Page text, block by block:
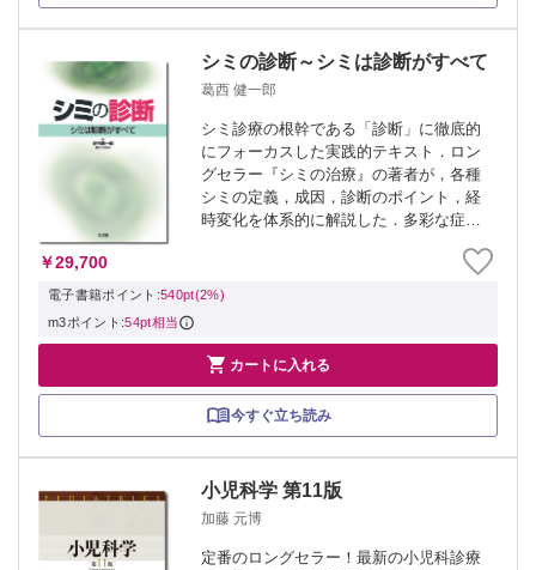
シミの診断～シミは診断がすべて
葛西 健一郎
シミ診療の根幹である「診断」に徹底的
にフォーカスした実践的テキスト．ロン
グセラー『シミの治療』の著者が，各種
シミの定義，成因，診断のポイント，経
時変化を体系的に解説した．多彩な症例
のポイントを具体的に紹介した症例集は
必見．同じ患者に異なる成因のシミが混
￥29,700
電子書籍ポイント:540pt(2%)
m3ポイント:54pt相当
 カートに入れる
今すぐ立ち読み
小児科学 第11版
加藤 元博
定番のロングセラー！最新の小児科診療